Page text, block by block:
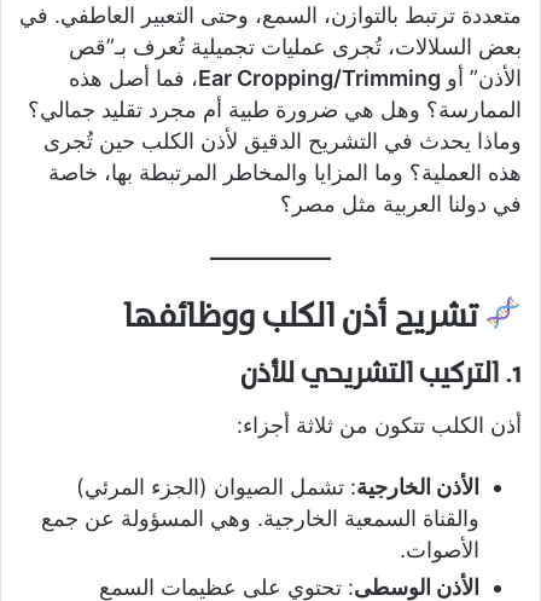
متعددة ترتبط بالتوازن، السمع، وحتى التعبير العاطفي. في
بعض السلالات، تُجرى عمليات تجميلية تُعرف بـ”قص
الأذن” أو Ear Cropping/Trimming، فما أصل هذه
الممارسة؟ وهل هي ضرورة طبية أم مجرد تقليد جمالي؟
وماذا يحدث في التشريح الدقيق لأذن الكلب حين تُجرى
هذه العملية؟ وما المزايا والمخاطر المرتبطة بها، خاصة
في دولنا العربية مثل مصر؟
تشريح أذن الكلب ووظائفها
1. التركيب التشريحي للأذن
أذن الكلب تتكون من ثلاثة أجزاء:
الأذن الخارجية: تشمل الصيوان (الجزء المرئي)
والقناة السمعية الخارجية. وهي المسؤولة عن جمع
الأصوات.
الأذن الوسطى: تحتوي على عظيمات السمع